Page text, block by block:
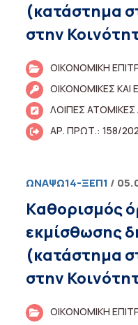
(κατάστημα
στην
ΟΙΚΟΝΟΜΙΚΗ
ΟΙΚΟΝΟΜΙΚΕΣ ΚΑΙ
ΛΟΙΠΕΣ ΑΤΟΜΙΚΕΣ
ΑΡ. ΠΡΩΤ.: 158/
ΩΝΑΨΩ14-ΞΕΠ1 /
Kαθορισμός
εκμίσθωσης
(κατάστημα
στην
ΟΙΚΟΝΟΜΙΚΗ